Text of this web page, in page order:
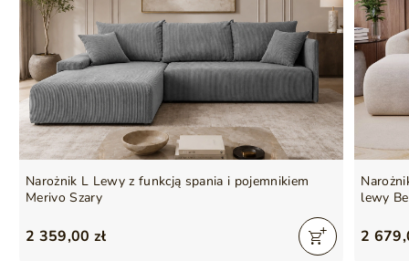
Mebel wolnostojący (tył
obity tkaniną)
Tak
Ilość paczek 3
Waga 151 kg
Wykonanie siedziska Pianka poliuretanowa
Poduszki w zestawie Tak
Podmiot odpowiedzialny
GrainGold Sp z o.o.
Narożnik L Lewy z funkcją spania i pojemnikiem
Merivo Szary
2 359,00 zł
lewy
2